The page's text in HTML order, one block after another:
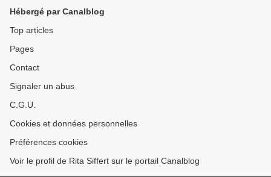
Hébergé par Canalblog
Top articles
Pages
Contact
Signaler un abus
C.G.U.
Cookies et données personnelles
Préférences cookies
Voir le profil de Rita Siffert sur le portail Canalblog